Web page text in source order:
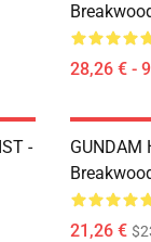
28,26 € -
-
GUNDAM
21,26 €